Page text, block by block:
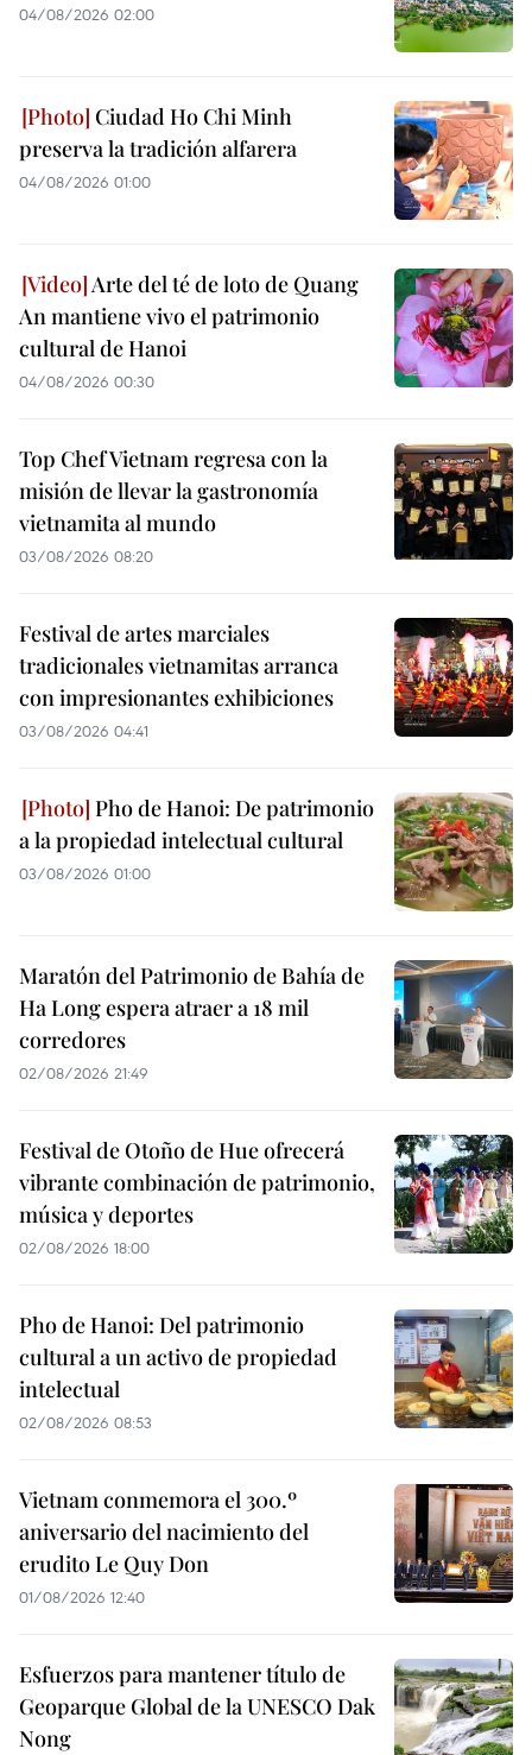
04/08/2026 02:00
Ciudad Ho Chi Minh
preserva la tradición alfarera
04/08/2026 01:00
Arte del té de loto de Quang
An mantiene vivo el patrimonio
cultural de Hanoi
04/08/2026 00:30
Top Chef Vietnam regresa con la
misión de llevar la gastronomía
vietnamita al mundo
03/08/2026 08:20
Festival de artes marciales
tradicionales vietnamitas arranca
con impresionantes exhibiciones
03/08/2026 04:41
Pho de Hanoi: De patrimonio
a la propiedad intelectual cultural
03/08/2026 01:00
Maratón del Patrimonio de Bahía de
Ha Long espera atraer a 18 mil
corredores
02/08/2026 21:49
Festival de Otoño de Hue ofrecerá
vibrante combinación de patrimonio,
música y deportes
02/08/2026 18:00
Pho de Hanoi: Del patrimonio
cultural a un activo de propiedad
intelectual
02/08/2026 08:53
Vietnam conmemora el 300.º
aniversario del nacimiento del
erudito Le Quy Don
01/08/2026 12:40
Esfuerzos para mantener título de
Geoparque Global de la UNESCO Dak
Nong